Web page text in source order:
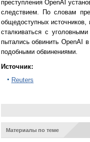
преступления OpenAI
следствием. По словам
общедоступных
сталкиваться с
пытались обвинить OpenAI
подобными обвинениями.
Источник:
Reuters
Материалы по теме